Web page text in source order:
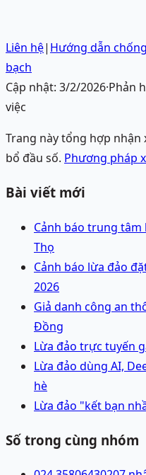
Liên hệ| Hướng dẫn
bạch
Cập nhật: 3/2/2026·Phản
việc
Trang này tổng hợp nhận
bổ đầu số. Phương pháp
Bài viết mới
Cảnh báo trung tâm
Thọ
Cảnh báo lừa đảo
2026
Giả danh công an
Đồng
Lừa đảo trực tuyến
Lừa đảo dùng AI,
hè
Lừa đảo "kết bạn
Số trong cùng nhóm